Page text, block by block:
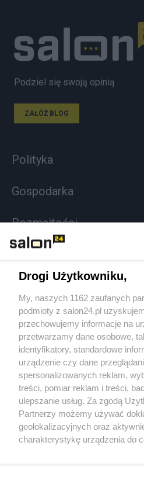
Podziel się swoją opinią
ZAŁÓŻ BLOG
Polityka
Gospodarka
Rozmaitości
Sport
Społeczeństwo
Kultura
X Facebook
Drogi Użytkowniku,
My, naszych 1162 zaufanych
podmioty z salon24.pl
przechowujemy informacje na
przetwarzamy dane osobowe,
identyfikatory, standardowe
urządzenie czy dane
spersonalizowanych reklam,
treści, pomiar reklam i treści,
ulepszanie usług. Za zgodą
Partnerzy możemy używać
geolokalizacyjnych oraz
charakterystykę urządzenia do